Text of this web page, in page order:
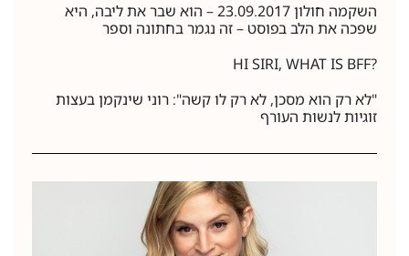
השקמה חולון 23.09.2017 – הוא שבר את ליבה, היא
שפכה את הלב בפוסט – זה נגמר בחתונה וספר
?HI SIRI, WHAT IS BFF
"לא רק הוא מסכן, לא רק לו קשה": רוני שינקמן בעצות
זוגיות לנשות העורף